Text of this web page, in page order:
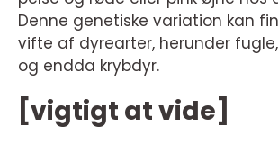
Denne genetiske variation kan
vifte af dyrearter, herunder
og endda krybdyr.
[vigtigt at vide]